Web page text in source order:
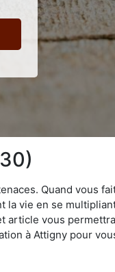
Quand vous
la vie en se
vous
à Attigny pour